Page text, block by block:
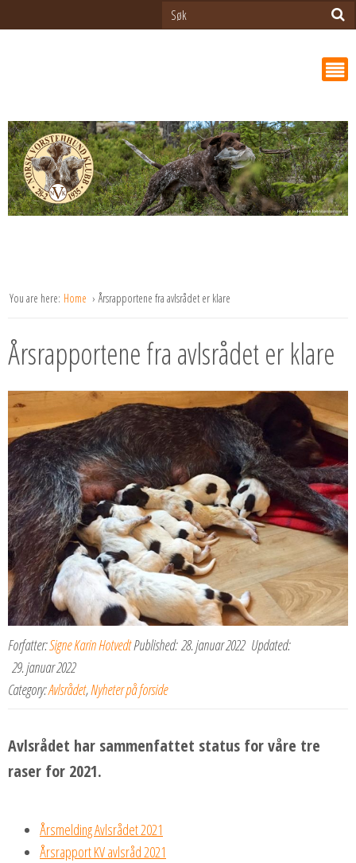
You are here: Home Årsrapportene fra avlsrådet er klare
Årsrapportene fra avlsrådet er klare
Forfatter:Signe Karin HotvedtPublished: 28. januar 2022 Updated:
29. januar 2022
Category:Avlsrådet,Nyheter på forside
Avlsrådet har sammenfattet status for våre tre
raser for 2021.
Årsmelding Avlsrådet 2021
Årsrapport KV avlsråd 2021